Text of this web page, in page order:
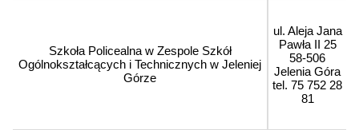
Szkoła Policealna w Zespole Szkół
Ogólnokształcących i Technicznych w Jeleniej
Górze
ul. Aleja Jana
Pawła II 25
58-506
Jelenia Góra
tel. 75 752 28
81